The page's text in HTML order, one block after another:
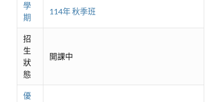
學
期
114年 秋季班
招
生
狀
態
開課中
優